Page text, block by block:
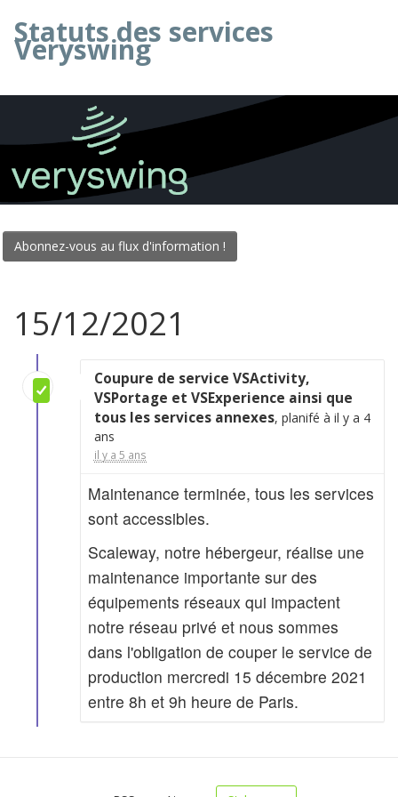
Statuts des services
Veryswing
Abonnez-vous au flux d'information !
15/12/2021
Coupure de service VSActivity,
VSPortage et VSExperience ainsi que
tous les services annexes, planifé à il y a 4
ans
il y a 5 ans
Maintenance terminée, tous les services
sont accessibles.
Scaleway, notre hébergeur, réalise une
maintenance importante sur des
équipements réseaux qui impactent
notre réseau privé et nous sommes
dans l'obligation de couper le service de
production mercredi 15 décembre 2021
entre 8h et 9h heure de Paris.